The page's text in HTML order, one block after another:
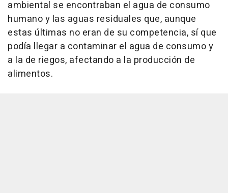
ambiental se encontraban el agua de consumo
humano y las aguas residuales que, aunque
estas últimas no eran de su competencia, sí que
podía llegar a contaminar el agua de consumo y
a la de riegos, afectando a la producción de
alimentos.